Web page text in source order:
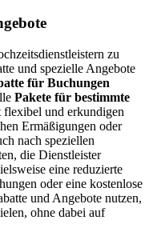
zu
und spezielle Angebote
für Buchungen
Pakete für bestimmte
flexibel und erkundigen
Ermäßigungen oder
nach speziellen
die Dienstleister
eine reduzierte
oder eine kostenlose
und Angebote nutzen,
ohne dabei auf